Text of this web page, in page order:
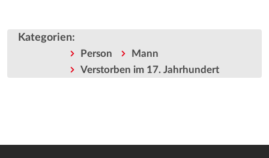
Kategorien:
Person
Mann
Verstorben im 17. Jahrhundert